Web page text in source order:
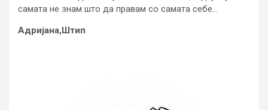
самата не знам што да правам со самата себе…
Адријана,Штип